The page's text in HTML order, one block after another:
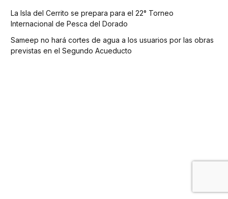
La Isla del Cerrito se prepara para el 22° Torneo
Internacional de Pesca del Dorado
Sameep no hará cortes de agua a los usuarios por las obras
previstas en el Segundo Acueducto